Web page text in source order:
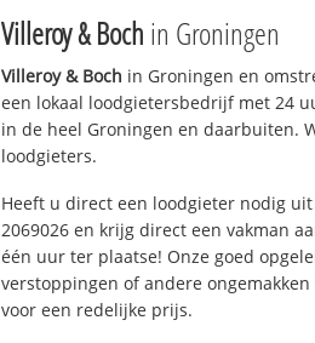
Villeroy & Boch in Groningen
Villeroy & Boch in Groningen en
een lokaal loodgietersbedrijf met 24
in de heel Groningen en daarbuiten.
loodgieters.
Heeft u direct een loodgieter nodig
2069026 en krijg direct een vakman
één uur ter plaatse! Onze goed
verstoppingen of andere
voor een redelijke prijs.